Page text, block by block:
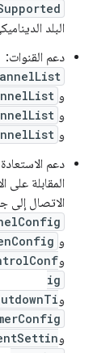
البلد
دعم القنوات:
و
و
و
دعم
المقابلة على
الاتصال إلى
و
و
ig
و
و